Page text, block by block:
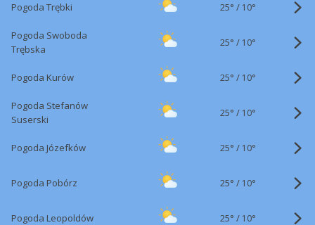
Pogoda Trębki 25° / 10°
Pogoda Swoboda
Trębska
25° / 10°
Pogoda Kurów 25° / 10°
Pogoda Stefanów
Suserski
25° / 10°
Pogoda Józefków 25° / 10°
Pogoda Pobórz 25° / 10°
Pogoda Leopoldów 25° / 10°